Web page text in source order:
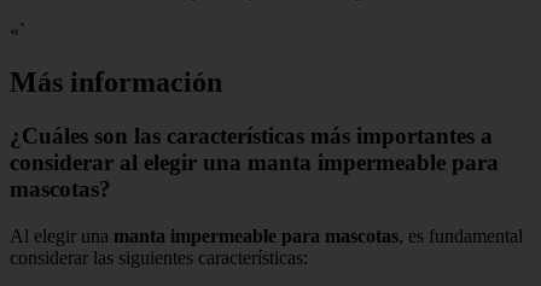
«`
Más información
¿Cuáles son las características más importantes a
considerar al elegir una manta impermeable para
mascotas?
Al elegir una manta impermeable para mascotas, es fundamental
considerar las siguientes características: